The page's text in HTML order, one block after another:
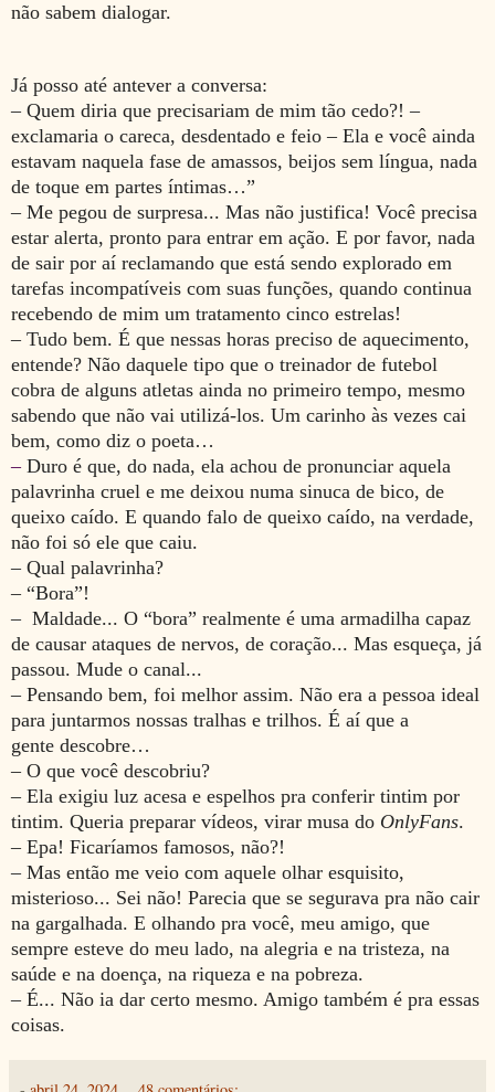
não sabem dialogar.
Já posso até antever a conversa:
– Quem diria que precisariam de mim tão cedo?! –
exclamaria o careca, desdentado e feio – Ela e você ainda
estavam naquela fase de amassos, beijos sem língua, nada
de toque em partes íntimas…”
– Me pegou de surpresa... Mas não justifica! Você precisa
estar alerta, pronto para entrar em ação. E por favor, nada
de sair por aí reclamando que está sendo explorado em
tarefas incompatíveis com suas funções, quando continua
recebendo de mim um tratamento cinco estrelas!
– Tudo bem. É que nessas horas preciso de aquecimento,
entende? Não daquele tipo que o treinador de futebol
cobra de alguns atletas ainda no primeiro tempo, mesmo
sabendo que não vai utilizá-los. Um carinho às vezes cai
bem, como diz o poeta…
– Duro é que, do nada, ela achou de pronunciar aquela
palavrinha cruel e me deixou numa sinuca de bico, de
queixo caído. E quando falo de queixo caído, na verdade,
não foi só ele que caiu.
– Qual palavrinha?
– “Bora”!
– Maldade... O “bora” realmente é uma armadilha capaz
de causar ataques de nervos, de coração... Mas esqueça, já
passou. Mude o canal...
– Pensando bem, foi melhor assim. Não era a pessoa ideal
para juntarmos nossas tralhas e trilhos. É aí que a
gente descobre…
– O que você descobriu?
– Ela exigiu luz acesa e espelhos pra conferir tintim por
tintim. Queria preparar vídeos, virar musa do OnlyFans.
– Epa! Ficaríamos famosos, não?!
– Mas então me veio com aquele olhar esquisito,
misterioso... Sei não! Parecia que se segurava pra não cair
na gargalhada. E olhando pra você, meu amigo, que
sempre esteve do meu lado, na alegria e na tristeza, na
saúde e na doença, na riqueza e na pobreza.
– É... Não ia dar certo mesmo. Amigo também é pra essas
coisas.